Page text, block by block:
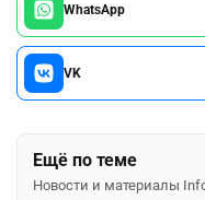
WhatsApp
VK
Ещё по теме
Новости и материалы